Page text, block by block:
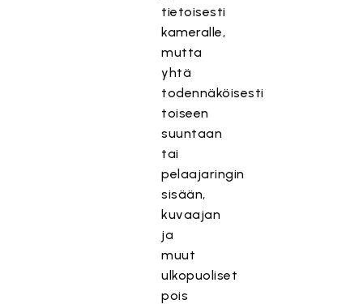
tietoisesti
kameralle,
mutta
yhtä
todennäköisesti
toiseen
suuntaan
tai
pelaajaringin
sisään,
kuvaajan
ja
muut
ulkopuoliset
pois